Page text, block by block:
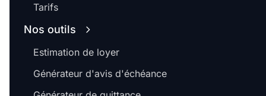
Tarifs
Nos outils
Estimation de loyer
Générateur d'avis d'échéance